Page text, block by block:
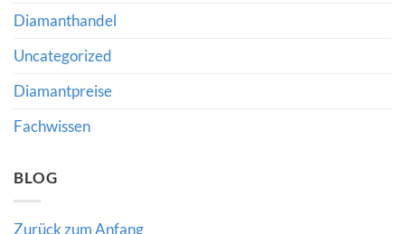
den
Wert
Edelsteine
verraten
Diamanthandel
Uncategorized
Diamantpreise
Fachwissen
BLOG
Zurück zum Anfang